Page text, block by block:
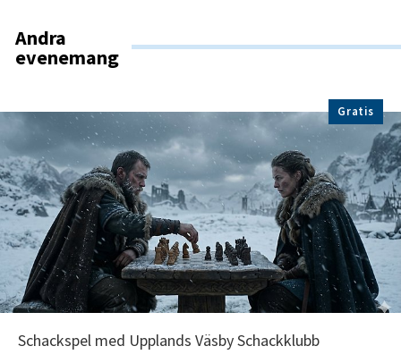
Andra
evenemang
Gratis
Schackspel med Upplands Väsby Schackklubb